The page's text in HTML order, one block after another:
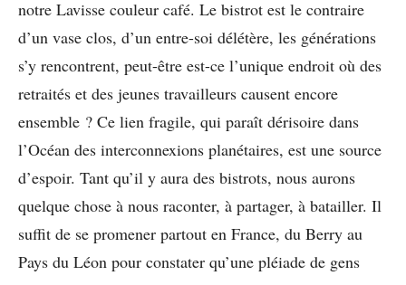
notre Lavisse couleur café. Le bistrot est le contraire
d’un vase clos, d’un entre-soi délétère, les générations
s’y rencontrent, peut-être est-ce l’unique endroit où des
retraités et des jeunes travailleurs causent encore
ensemble ? Ce lien fragile, qui paraît dérisoire dans
l’Océan des interconnexions planétaires, est une source
d’espoir. Tant qu’il y aura des bistrots, nous aurons
quelque chose à nous raconter, à partager, à batailler. Il
suffit de se promener partout en France, du Berry au
Pays du Léon pour constater qu’une pléiade de gens